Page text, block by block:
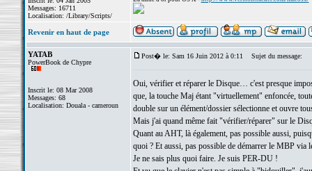
Messages: 16711
Localisation: /Library/Scripts/
Revenir en haut de page
YATAB
PowerBook de Chypre
Inscrit le: 08 Mar 2008
Messages: 68
Localisation: Douala - cameroun
Post� le: Sam 16 Juin 2012 à 0:11 Sujet du message:
Oui, vérifier et réparer le Disque… c'est presque
que, la touche Maj étant "virtuellement" enfoncée,
double sur un élément/dossier sélectionne et ouvre
Mais j'ai quand même fait "vérifier/réparer" sur le
Quant au AHT, là également, pas possible aussi,
quoi ? Et aussi, pas possible de démarrer le MBP
Je ne sais plus quoi faire. Je suis PER-DU !